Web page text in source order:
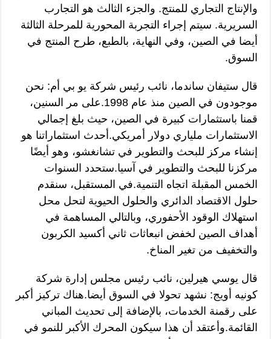
والإنتاج التجاري للمنتج. والجزء الثالث هو التجارب
السريرية. سيتم إجراء التجربة المحورية للمرحلة الثالثة
أيضا في الصين، وفي النهاية، بالطبع، طرح المنتج في
السوق.
قال ستيفان ساندما، نائب رئيس شركة يو بي أم: نحن
موجودون في الصين منذ عام 1998.على مر السنين،
قمنا باستثمارات كبيرة في الصين، حيث بلغ إجمالي
الاستثمارات ملياري دولار أمريكي.أحدث استثماراتنا هو
إنشاء مركز للبحث والتطوير في تشانغشو، وهو أيضًا
مركزنا للبحث والتطوير في آسيا.ستحدد السنوات
الخمس المقبلة اتجاه التنمية.في المستقبل، سنقدم
حلول الاقتصاد الدائري والحلول الحيوية لتحل محل
استهلاك الوقود الأحفوري، وبالتالي المساهمة في
أهداف الصين لخفض انبعاثات ثاني أكسيد الكربون
والتخفيف من تغير المناخ.
قال يوسي هيرلين، نائب رئيس مجلس إدارة شركة
كونيه أويج: نشهد تحولا في السوق أيضا.هناك تركيز أكبر
على رقمنة الخدمات، بالإضافة إلى تحديث المباني
القائمة.وأعتقد أن هذا سيكون المحرك الأكبر للنمو في